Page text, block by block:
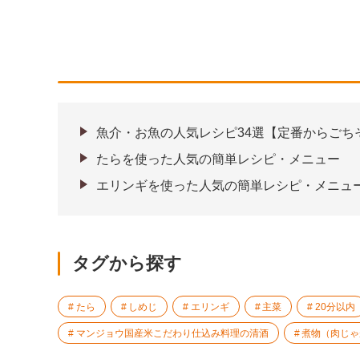
魚介・お魚の人気レシピ34選【定番からごち
たらを使った人気の簡単レシピ・メニュー
エリンギを使った人気の簡単レシピ・メニュ
タグから探す
たら しめじ エリンギ 主菜 20分以内
マンジョウ国産米こだわり仕込み料理の清酒 煮物（肉じゃ